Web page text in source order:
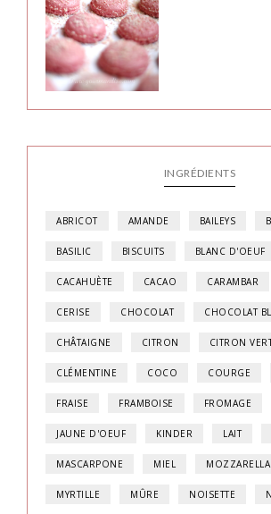
INGRÉDIENTS
ABRICOT AMANDE BAILEYS
BASILIC BISCUITS BLANC D'OEUF
CACAHUÈTE CACAO CARAMBAR
CERISE CHOCOLAT CHOCOLAT
CHÂTAIGNE CITRON CITRON
CLÉMENTINE COCO COURGE
FRAISE FRAMBOISE FROMAGE
JAUNE D'OEUF KINDER LAIT
MASCARPONE MIEL MOZZARELLA
MYRTILLE MÛRE NOISETTE